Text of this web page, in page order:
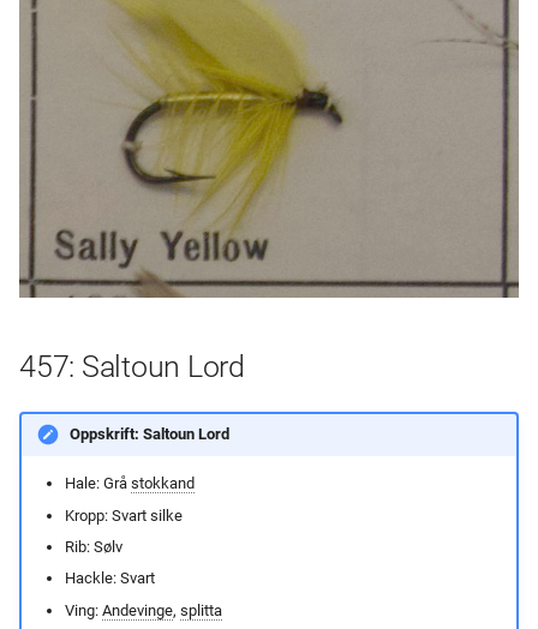
457: Saltoun Lord
Oppskrift: Saltoun Lord
Hale: Grå stokkand
Kropp: Svart silke
Rib: Sølv
Hackle: Svart
Ving: Andevinge, splitta